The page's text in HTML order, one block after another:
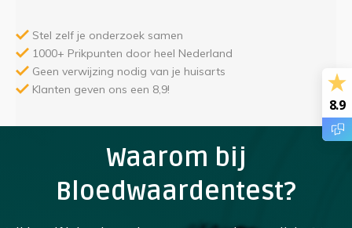
Stel zelf je onderzoek samen
1000+ Prikpunten door heel Nederland
Geen verwijzing nodig van je huisarts
Klanten geven ons een 8,9!
Waarom bij
Bloedwaardentest?
8.9